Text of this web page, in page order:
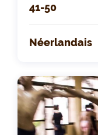
41-50
Néerlandais